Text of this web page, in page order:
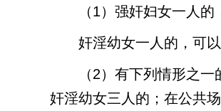
（1）强奸妇女一人
奸淫幼女一人的，可
（2）有下列情形之
奸淫幼女三人的；在公共